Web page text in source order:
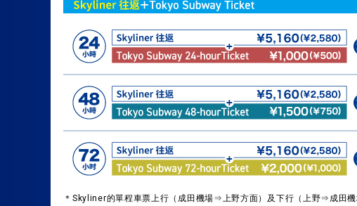
＊Skyliner的單程車票上行（成田機場⇒上野方面）及下行（上野⇒成田機